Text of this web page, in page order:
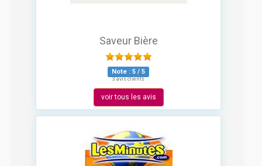
Saveur Bière
Note : 5 / 5
3 avis clients
voir tous les avis